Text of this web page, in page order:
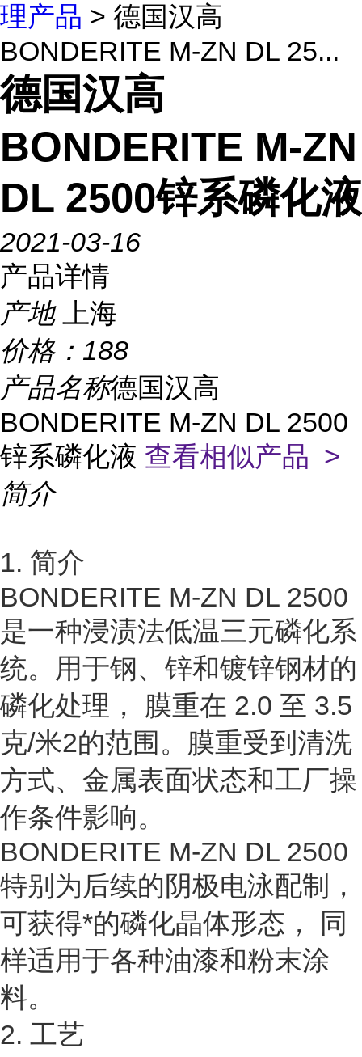
理产品 > 德国汉高
BONDERITE M-ZN DL 25...
德国汉高
BONDERITE M-ZN
DL 2500锌系磷化液
2021-03-16
产品详情
产地
上海
价格： 188
产品名称德国汉高
BONDERITE M-ZN DL 2500
锌系磷化液 查看相似产品 >
简介
1. 简介
BONDERITE M-ZN DL 2500
是一种浸渍法低温三元磷化系
统。用于钢、锌和镀锌钢材的
磷化处理， 膜重在 2.0 至 3.5
克/米2的范围。膜重受到清洗
方式、金属表面状态和工厂操
作条件影响。
BONDERITE M-ZN DL 2500
特别为后续的阴极电泳配制，
可获得*的磷化晶体形态， 同
样适用于各种油漆和粉末涂
料。
2. 工艺